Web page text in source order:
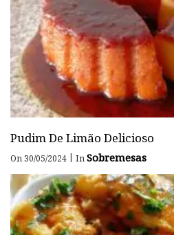
Pudim De Limão Delicioso
On 30/05/2024 | InSobremesas